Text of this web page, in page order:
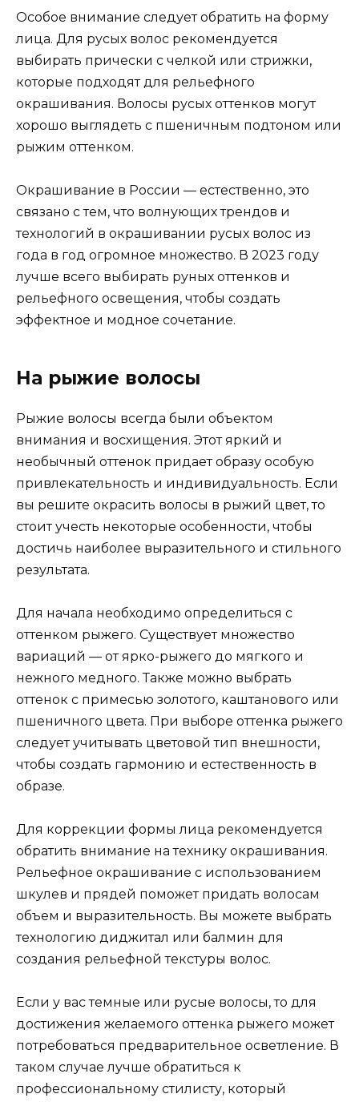
Особое внимание следует обратить на форму
лица. Для русых волос рекомендуется
выбирать прически с челкой или стрижки,
которые подходят для рельефного
окрашивания. Волосы русых оттенков могут
хорошо выглядеть с пшеничным подтоном или
рыжим оттенком.
Окрашивание в России — естественно, это
связано с тем, что волнующих трендов и
технологий в окрашивании русых волос из
года в год огромное множество. В 2023 году
лучше всего выбирать руных оттенков и
рельефного освещения, чтобы создать
эффектное и модное сочетание.
На рыжие волосы
Рыжие волосы всегда были объектом
внимания и восхищения. Этот яркий и
необычный оттенок придает образу особую
привлекательность и индивидуальность. Если
вы решите окрасить волосы в рыжий цвет, то
стоит учесть некоторые особенности, чтобы
достичь наиболее выразительного и стильного
результата.
Для начала необходимо определиться с
оттенком рыжего. Существует множество
вариаций — от ярко-рыжего до мягкого и
нежного медного. Также можно выбрать
оттенок с примесью золотого, каштанового или
пшеничного цвета. При выборе оттенка рыжего
следует учитывать цветовой тип внешности,
чтобы создать гармонию и естественность в
образе.
Для коррекции формы лица рекомендуется
обратить внимание на технику окрашивания.
Рельефное окрашивание с использованием
шкулев и прядей поможет придать волосам
объем и выразительность. Вы можете выбрать
технологию диджитал или балмин для
создания рельефной текстуры волос.
Если у вас темные или русые волосы, то для
достижения желаемого оттенка рыжего может
потребоваться предварительное осветление. В
таком случае лучше обратиться к
профессиональному стилисту, который